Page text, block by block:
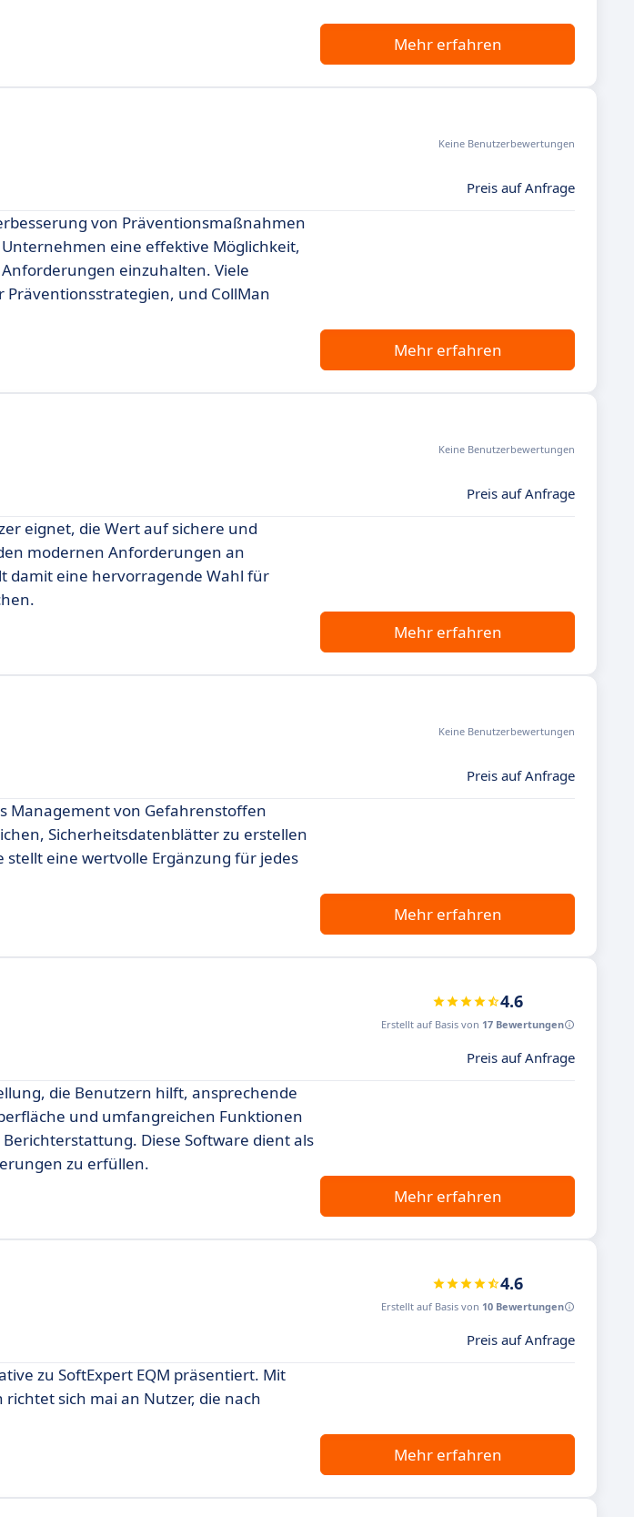
Mehr erfahren
Keine Benutzerbewertungen
Preis auf Anfrage
von Präventionsmaßnahmen
eine effektive Möglichkeit,
einzuhalten. Viele
und CollMan
Mehr erfahren
Keine Benutzerbewertungen
Preis auf Anfrage
eignet, die Wert auf sichere und
modernen Anforderungen an
damit eine hervorragende Wahl für
Mehr erfahren
Keine Benutzerbewertungen
Preis auf Anfrage
Management von Gefahrenstoffen
Sicherheitsdatenblätter zu erstellen
eine wertvolle Ergänzung für jedes
Mehr erfahren
4.6
Erstellt auf Basis von 17 Bewertungen
Preis auf Anfrage
die Benutzern hilft, ansprechende
und umfangreichen Funktionen
Diese Software dient als
zu erfüllen.
Mehr erfahren
4.6
Erstellt auf Basis von 10 Bewertungen
Preis auf Anfrage
zu SoftExpert EQM präsentiert. Mit
sich mai an Nutzer, die nach
Mehr erfahren